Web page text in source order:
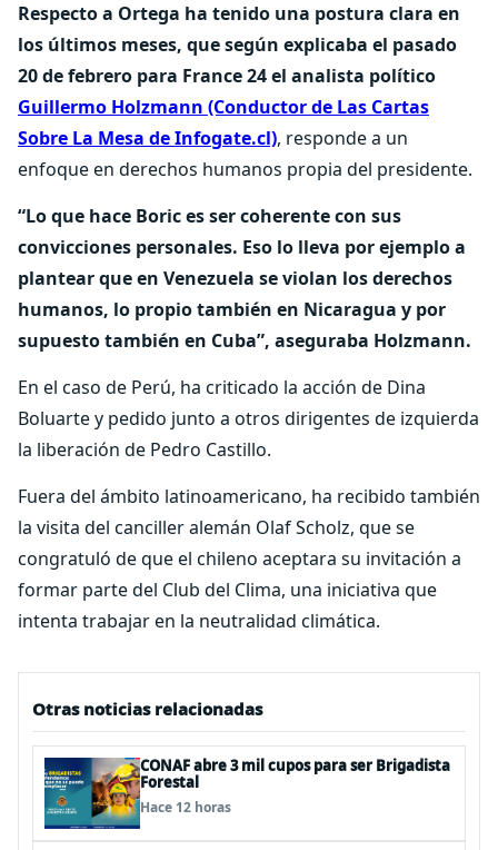
Respecto a Ortega ha tenido una postura clara en
los últimos meses, que según explicaba el pasado
20 de febrero para France 24 el analista político
Guillermo Holzmann (Conductor de Las Cartas
Sobre La Mesa de Infogate.cl), responde a un
enfoque en derechos humanos propia del presidente.
“Lo que hace Boric es ser coherente con sus
convicciones personales. Eso lo lleva por ejemplo a
plantear que en Venezuela se violan los derechos
humanos, lo propio también en Nicaragua y por
supuesto también en Cuba”, aseguraba Holzmann.
En el caso de Perú, ha criticado la acción de Dina
Boluarte y pedido junto a otros dirigentes de izquierda
la liberación de Pedro Castillo.
Fuera del ámbito latinoamericano, ha recibido también
la visita del canciller alemán Olaf Scholz, que se
congratuló de que el chileno aceptara su invitación a
formar parte del Club del Clima, una iniciativa que
intenta trabajar en la neutralidad climática.
Otras noticias relacionadas
CONAF abre 3 mil cupos para ser Brigadista
Forestal
Hace 12 horas